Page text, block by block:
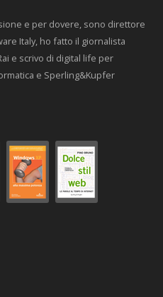
e per dovere, sono direttore
Italy, ho fatto il giornalista
e scrivo di digital life per
e Sperling&Kupfer